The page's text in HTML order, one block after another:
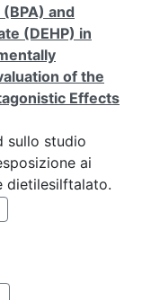
and
(DEHP) in
of the
Effects
sullo studio
ai
dietilesilftalato.